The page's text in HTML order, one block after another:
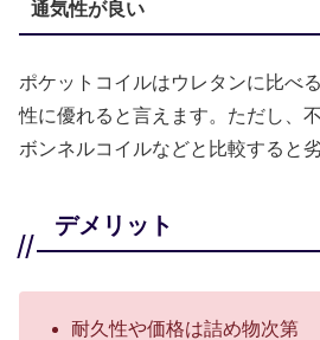
通気性が良い
ポケットコイルはウレタンに比べ
性に優れると言えます。ただし、
ボンネルコイルなどと比較すると
デメリット
耐久性や価格は詰め物次第